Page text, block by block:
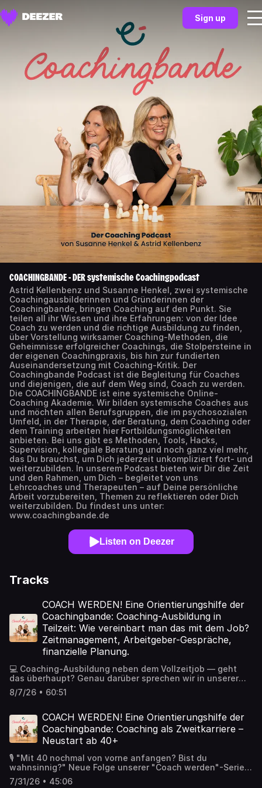
Sign up
COACHINGBANDE - DER systemische Coachingpodcast
Astrid Kellenbenz und Susanne Henkel, zwei systemische
Coachingausbilderinnen und Gründerinnen der
Coachingbande, bringen Coaching auf den Punkt. Sie
teilen all ihr Wissen und ihre Erfahrungen: von der Idee
Coach zu werden und die richtige Ausbildung zu finden,
über Vorstellung wirksamer Coaching-Methoden, die
Geheimnisse erfolgreicher Coachings, die Stolpersteine in
der eigenen Coachingpraxis, bis hin zur fundierten
Auseinandersetzung mit Coaching-Kritik. Der
Coachingbande Podcast ist die Begleitung für Coaches
und diejenigen, die auf dem Weg sind, Coach zu werden.
Die COACHINGBANDE ist eine systemische Online-
Coaching Akademie. Wir bilden systemische Coaches aus
und möchten allen Berufsgruppen, die im psychosozialen
Umfeld, in der Therapie, der Beratung, dem Coaching oder
dem Training arbeiten hier Fortbildungsmöglichkeiten
anbieten. Bei uns gibt es Methoden, Tools, Hacks,
Supervision, kollegiale Beratung und noch ganz viel mehr,
das Du brauchst, um Dich jederzeit unkompliziert fort- und
weiterzubilden. In unserem Podcast bieten wir Dir die Zeit
und den Rahmen, um Dich – begleitet von uns
Lehrcoaches und Therapeuten – auf Deine persönliche
Arbeit vorzubereiten, Themen zu reflektieren oder Dich
weiterzubilden. Du findest uns unter:
www.coachingbande.de
Listen on Deezer
Tracks
COACH WERDEN! Eine Orientierungshilfe der
Coachingbande: Coaching-Ausbildung in
Teilzeit: Wie vereinbart man das mit dem Job?
Zeitmanagement, Arbeitgeber-Gespräche,
finanzielle Planung.
💻 Coaching-Ausbildung neben dem Vollzeitjob — geht
das überhaupt? Genau darüber sprechen wir in unserer
neuen Folge unserer „Coach werden"-Serie. Denn diese
Frage beschäftigt unglaublich viele Menschen: Wie soll
Job, Familie und Alltag sowieso schon voll sind? Wir
sprechen ehrlich über Zeitmanagement, Überforderung,
Finanzierung, Familie, Arbeitgebergespräche und die
Realität berufsbegleitender Weiterbildungen. Aber auch
darüber, warum genau dieser Weg für viele Menschen
unglaublich wertvoll sein kann. Denn Coaching
berufsbegleitend zu lernen bedeutet oft: ✨ das Gelernte
direkt im Alltag auszuprobieren ✨ bewusster mit
8/7/26 • 60:51
COACH WERDEN! Eine Orientierungshilfe der
Coachingbande: Coaching als Zweitkarriere –
Neustart ab 40+
🎙️ "Mit 40 nochmal von vorne anfangen? Bist du
wahnsinnig?" Neue Folge unserer "Coach werden"-Serie –
überall wo's Podcasts gibt, und als Video auf YouTube.
Wir sprechen heute über Coaching als Zweitkarriere. Für
7/31/26 • 45:06